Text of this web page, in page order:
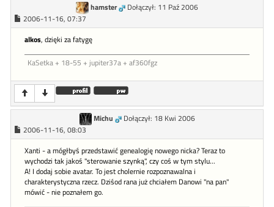
hamster
Dołączył: 11 Paź 2006
2006-11-16, 07:37
alkos, dzięki za fatygę
KaSetka + 18-55 + jupiter37a + af360fgz
Michu
Dołączył: 18 Kwi 2006
2006-11-16, 08:03
Xanti - a mógłbyś przedstawić genealogię nowego nicka? Teraz to
wychodzi tak jakoś "sterowanie szynką", czy coś w tym stylu...
A! I dodaj sobie avatar. To jest cholernie rozpoznawalna i
charakterystyczna rzecz. Dziśod rana już chciałem Danowi "na pan"
mówić - nie poznałem go.